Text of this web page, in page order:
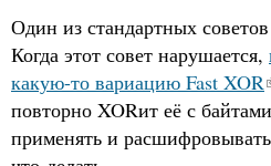
Один из стандартных
Когда этот совет нарушается,
какую-то вариацию Fast XOR
повторно XORит её с
применять и